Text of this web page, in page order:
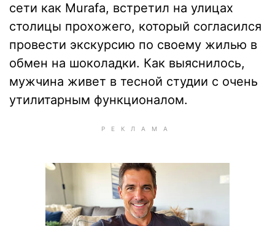
сети как Murafa, встретил на улицах
столицы прохожего, который согласился
провести экскурсию по своему жилью в
обмен на шоколадки. Как выяснилось,
мужчина живет в тесной студии с очень
утилитарным функционалом.